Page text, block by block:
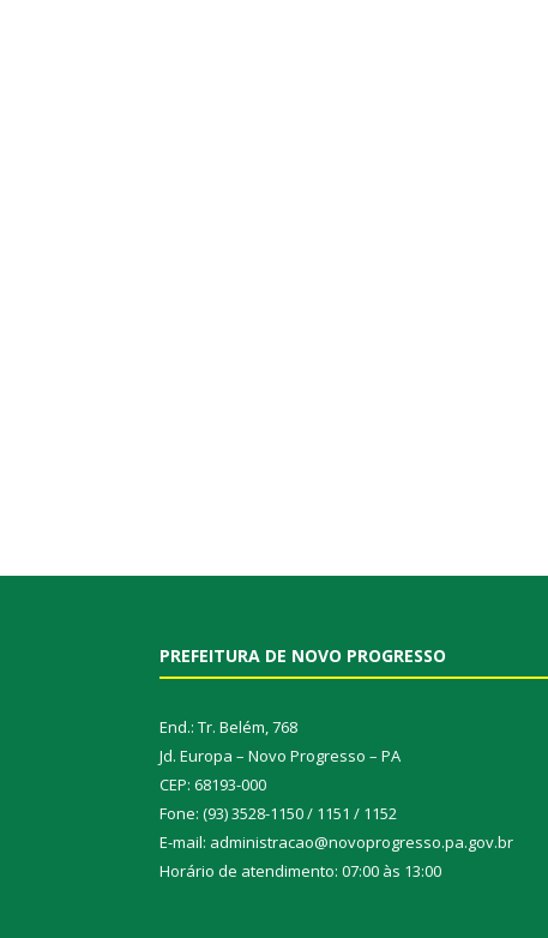
PREFEITURA DE NOVO PROGRESSO
End.: Tr. Belém, 768
Jd. Europa – Novo Progresso – PA
CEP: 68193-000
Fone: (93) 3528-1150 / 1151 / 1152
E-mail: administracao@novoprogresso.pa.gov.br
Horário de atendimento: 07:00 às 13:00